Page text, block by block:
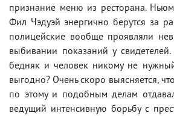
признание меню из ресторана.
Фил Чэдуэй энергично берутся за
полицейские вообще проявляли
выбивании показаний у
бедняк и человек никому не
выгодно? Очень скоро выясняется,
по этому и подобным делам
ведущий интенсивную борьбу с